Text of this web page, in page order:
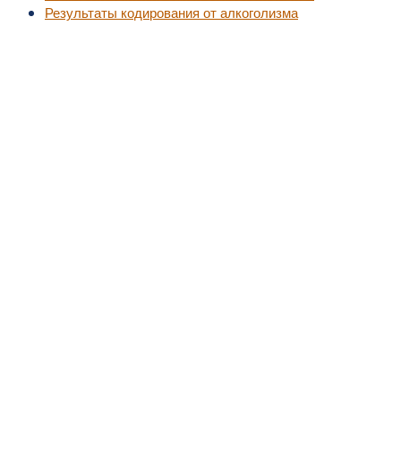
Результаты кодирования от алкоголизма